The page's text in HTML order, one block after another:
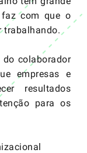
faz com que o
trabalhando.
do colaborador
empresas e
resultados
para os